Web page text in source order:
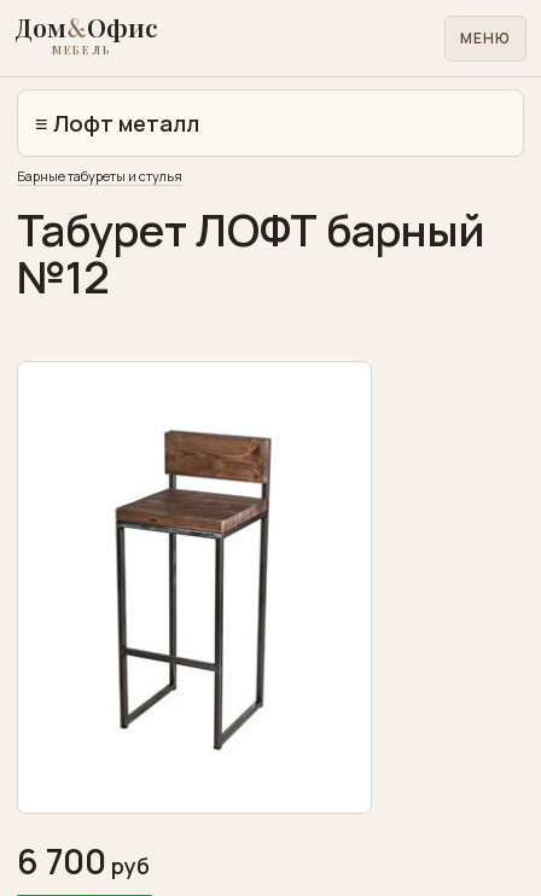
Дом&Офис
МЕБЕЛЬ
МЕНЮ
Для
дома
Для
офиса
Медицинская
лабораторная
Учебная
дошкольная
Конференц-
залы
Торговая
выставочная
Отзывы
≡ Лофт металл
Барные табуреты и стулья
Табурет ЛОФТ барный
№12
6 700